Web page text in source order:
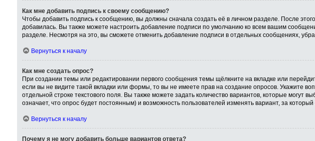
Как мне добавить подпись к своему сообщению?
Чтобы добавить подпись к сообщению, вы должны сначала создать её в личном разделе. После
добавилась. Вы также можете настроить добавление подписи по умолчанию ко всем вашим
разделе. Несмотря на это, вы сможете отменить добавление подписи в отдельных сообщениях,
Вернуться к началу
Как мне создать опрос?
При создании темы или редактировании первого сообщения темы щёлкните на вкладке или
если вы не видите такой вкладки или формы, то вы не имеете прав на создание опросов. Укажите
отдельной строке текстового поля. Вы также можете задать количество вариантов, которые
означает, что опрос будет постоянным) и возможность пользователей изменять вариант, за
Вернуться к началу
Почему я не могу добавить больше вариантов ответа?